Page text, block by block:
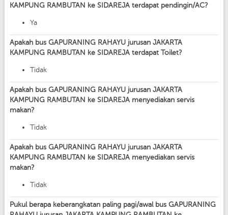
KAMPUNG RAMBUTAN ke SIDAREJA terdapat pendingin/AC?
Ya
Apakah bus GAPURANING RAHAYU jurusan JAKARTA
KAMPUNG RAMBUTAN ke SIDAREJA terdapat Toilet?
Tidak
Apakah bus GAPURANING RAHAYU jurusan JAKARTA
KAMPUNG RAMBUTAN ke SIDAREJA menyediakan servis
makan?
Tidak
Apakah bus GAPURANING RAHAYU jurusan JAKARTA
KAMPUNG RAMBUTAN ke SIDAREJA menyediakan servis
makan?
Tidak
Pukul berapa keberangkatan paling pagi/awal bus GAPURANING